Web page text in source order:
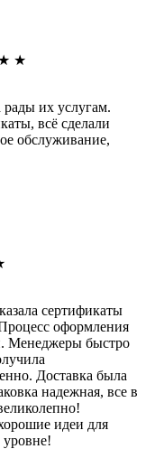
★
их услугам.
всё сделали
обслуживание,
сертификаты
оформления
Менеджеры быстро
Доставка была
надежная, все в
идеи для